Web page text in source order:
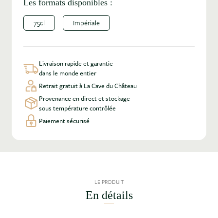
Les formats disponibles :
75cl Impériale
Livraison rapide et garantie
dans le monde entier
Retrait gratuit à La Cave du Château
Provenance en direct et stockage
sous température contrôlée
Paiement sécurisé
LE PRODUIT
En détails